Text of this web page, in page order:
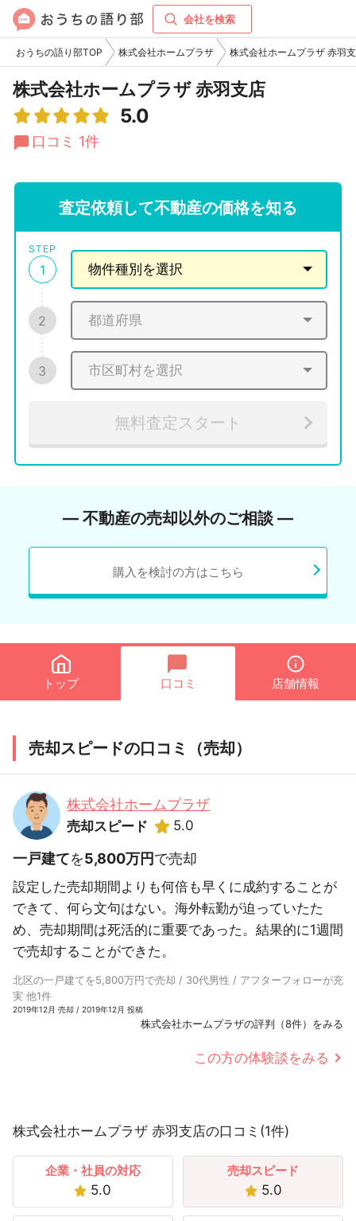
会社を検索
おうちの語り部TOP 株式会社ホームプラザ 株式会社ホームプラザ 赤羽
株式会社ホームプラザ 赤羽支店
5.0
口コミ 1件
査定依頼して不動産の価格を知る
STEP
1
2
3
無料査定スタート
― 不動産の売却以外のご相談 ―
購入を検討の方はこちら
トップ 口コミ 店舗情報
売却スピードの口コミ（売却）
株式会社ホームプラザ
売却スピード 5.0
一戸建てを5,800万円で売却
設定した売却期間よりも何倍も早くに成約することが
できて、何ら文句はない。海外転勤が迫っていたた
め、売却期間は死活的に重要であった。結果的に1週間
で売却することができた。
北区の一戸建てを5,800万円で売却 / 30代男性 / アフターフォローが充
実 他1件
2019年12月 売却 / 2019年12月 投稿
株式会社ホームプラザの評判（8件）をみる
この方の体験談をみる
株式会社ホームプラザ 赤羽支店の口コミ(1件)
企業・社員の対応
5.0
売却スピード
5.0